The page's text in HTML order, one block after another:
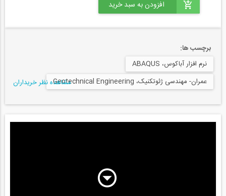
برچسب ها:
نرم افزار آباکوس، ABAQUS
عمران- مهندسی ژئوتکنیک، Geotechnical Engineering
مشاهده نظر خریداران